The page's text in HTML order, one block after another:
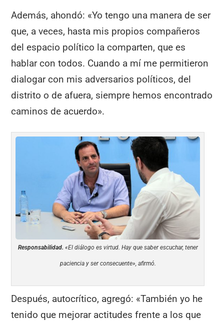
Además, ahondó: «Yo tengo una manera de ser
que, a veces, hasta mis propios compañeros
del espacio político la comparten, que es
hablar con todos. Cuando a mí me permitieron
dialogar con mis adversarios políticos, del
distrito o de afuera, siempre hemos encontrado
caminos de acuerdo».
Responsabilidad. «El diálogo es virtud. Hay que saber escuchar, tener
paciencia y ser consecuente», afirmó.
Después, autocrítico, agregó: «También yo he
tenido que mejorar actitudes frente a los que